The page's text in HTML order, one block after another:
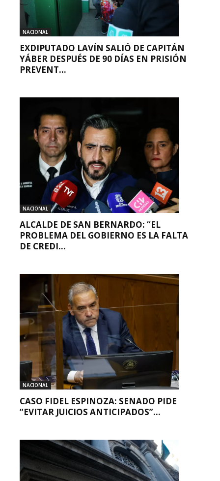
NACIONAL
EXDIPUTADO LAVÍN SALIÓ DE CAPITÁN
YÁBER DESPUÉS DE 90 DÍAS EN PRISIÓN
PREVENT...
NACIONAL
ALCALDE DE SAN BERNARDO: “EL
PROBLEMA DEL GOBIERNO ES LA FALTA
DE CREDI...
NACIONAL
CASO FIDEL ESPINOZA: SENADO PIDE
“EVITAR JUICIOS ANTICIPADOS”...